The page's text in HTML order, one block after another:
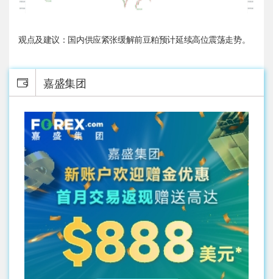
观点及建议：国内供应紧张缓解前豆粕预计延续高位震荡走势。
嘉盛集团